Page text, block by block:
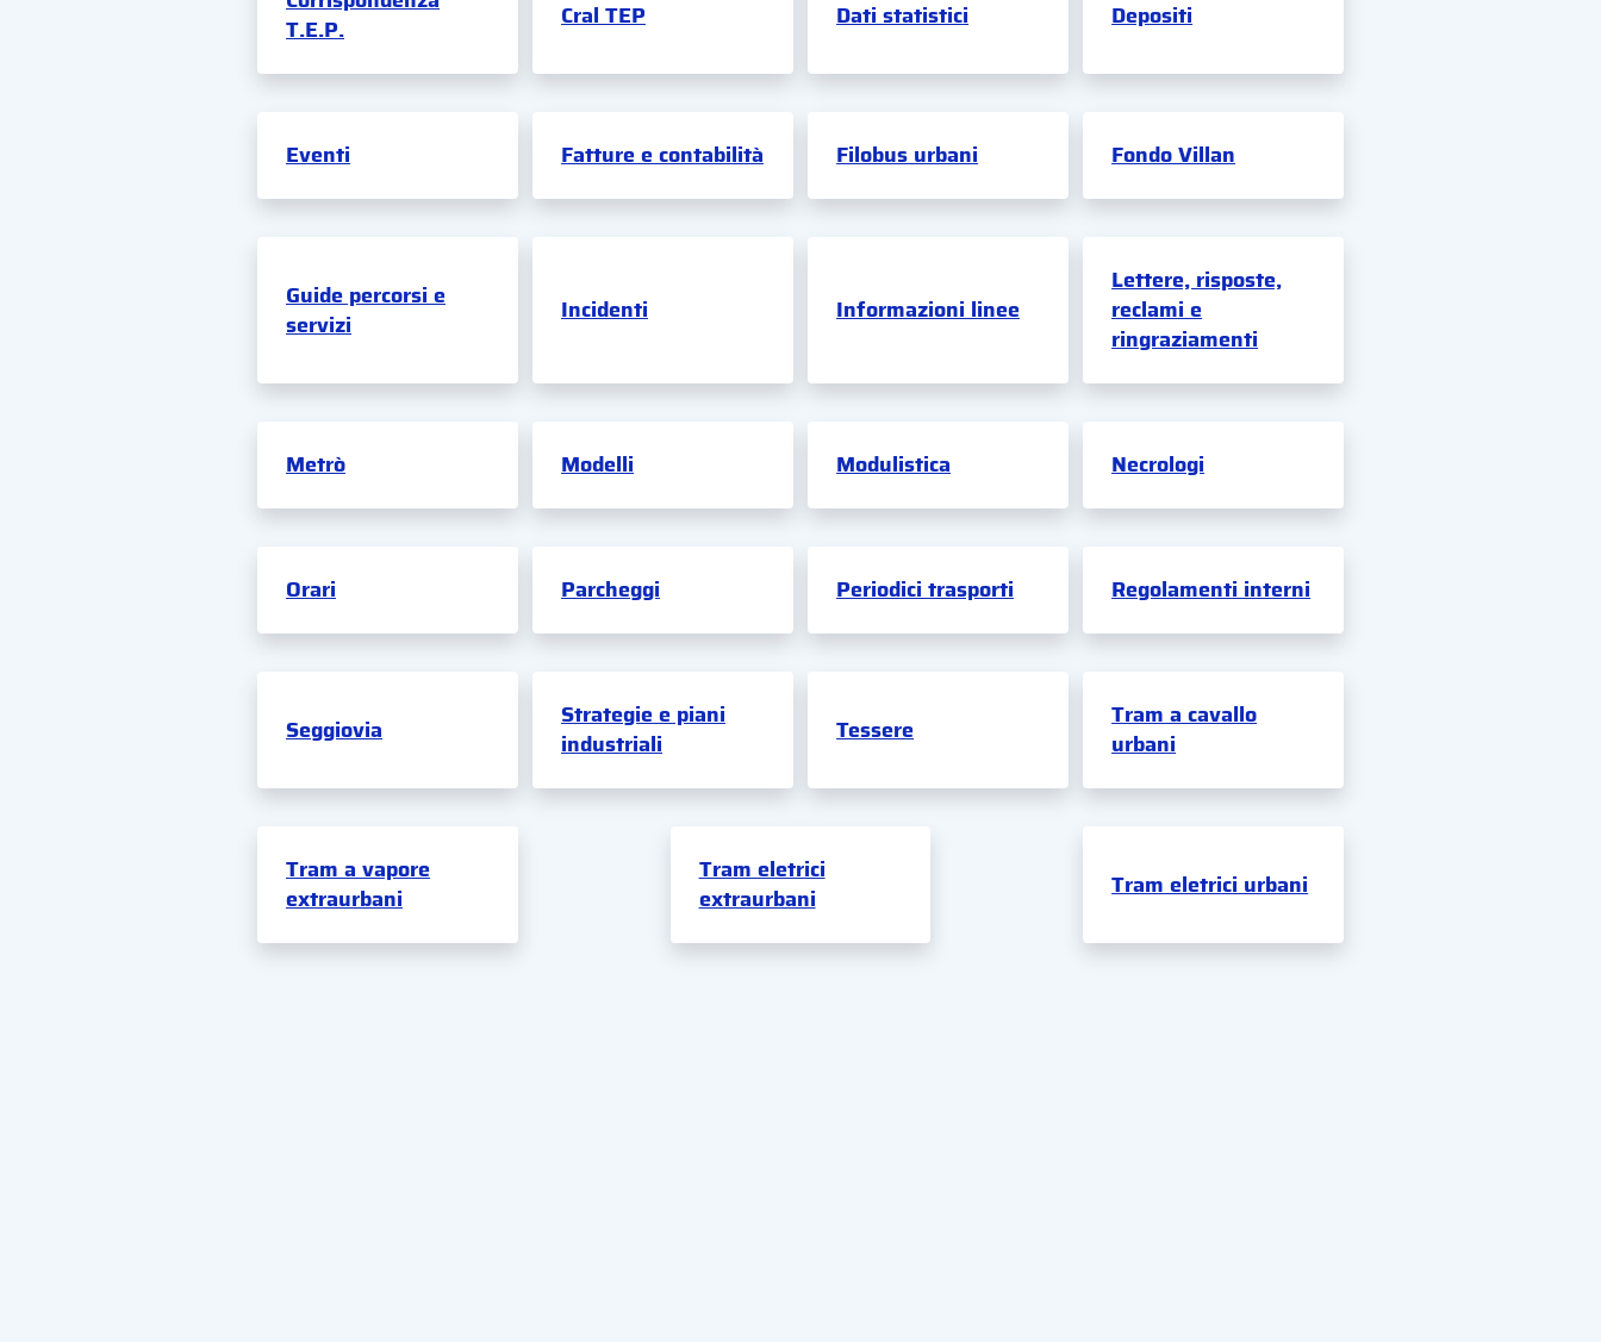
T.E.P.
Cral TEP Dati statistici Depositi
Eventi Fatture e contabilità Filobus urbani Fondo Villan
Guide percorsi e
servizi
Incidenti Informazioni linee
Lettere, risposte,
reclami e
ringraziamenti
Metrò Modelli Modulistica Necrologi
Orari Parcheggi Periodici trasporti Regolamenti interni
Seggiovia
Strategie e piani
industriali
Tessere
Tram a cavallo
urbani
Tram a vapore
extraurbani
Tram eletrici
extraurbani
Tram eletrici urbani